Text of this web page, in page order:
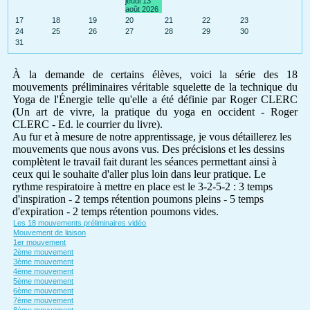
août 2026
17 18 19 20 21 22
23
24
25 26 27 28 29
30
31
À la demande de certains élèves, voici la série des 18
mouvements préliminaires véritable squelette de la technique du
Yoga de l'Énergie telle qu'elle a été définie par Roger CLERC
(Un art de vivre, la pratique du yoga en occident - Roger
CLERC - Ed. le courrier du livre).
Au fur et à mesure de notre apprentissage, je vous détaillerez les
mouvements que nous avons vus. Des précisions et les dessins
complètent le travail fait durant les séances permettant ainsi à
ceux qui le souhaite d'aller plus loin dans leur pratique. Le
rythme respiratoire à mettre en place est le 3-2-5-2 : 3 temps
d'inspiration - 2 temps rétention poumons pleins - 5 temps
d'expiration - 2 temps rétention poumons vides.
Les 18 mouvements préliminaires vidéo
Mouvement de liaison
1er mouvement
2ème mouvement
3ème mouvement
4ème mouvement
5ème mouvement
6ème mouvement
7ème mouvement